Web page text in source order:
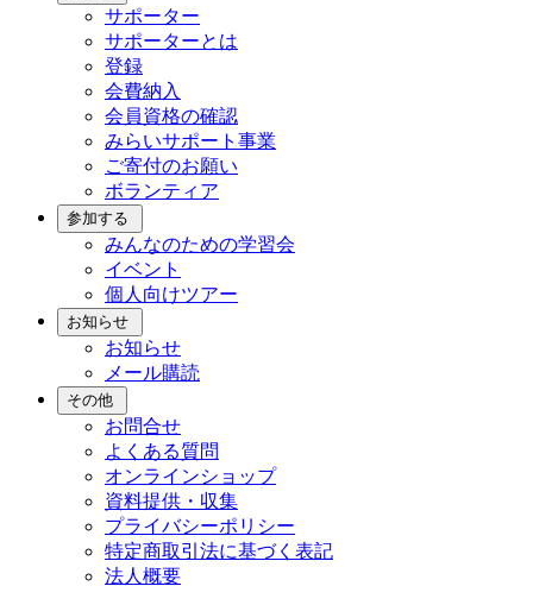
サポーター
サポーターとは
登録
会費納入
会員資格の確認
みらいサポート事業
ご寄付のお願い
ボランティア
参加する
みんなのための学習会
イベント
個人向けツアー
お知らせ
お知らせ
メール購読
その他
お問合せ
よくある質問
オンラインショップ
資料提供・収集
プライバシーポリシー
特定商取引法に基づく表記
法人概要